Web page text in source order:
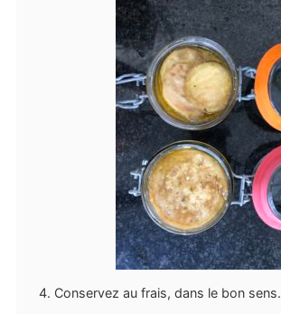
Conservez au frais, dans le bon sens.